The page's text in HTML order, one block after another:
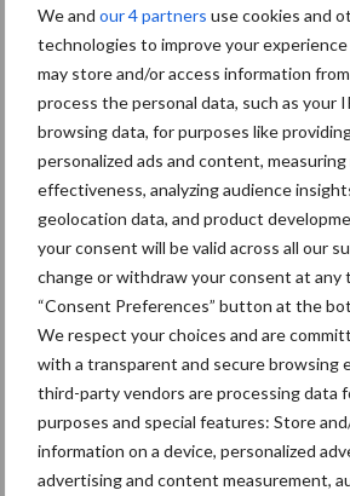
We and our 4 partners use cookies and
technologies to improve your
may store and/or access information
process the personal data, such as your
browsing data, for purposes like
personalized ads and content,
effectiveness, analyzing audience
geolocation data, and product
your consent will be valid across all our
change or withdraw your consent at any
“Consent Preferences” button at the
We respect your choices and are
with a transparent and secure browsing
third-party vendors are processing data
purposes and special features: Store
information on a device, personalized
advertising and content measurement,
bemesting
Toon meer
Gerelateerde artikelen
stikstofaanpak
Denemarken
nieuwe